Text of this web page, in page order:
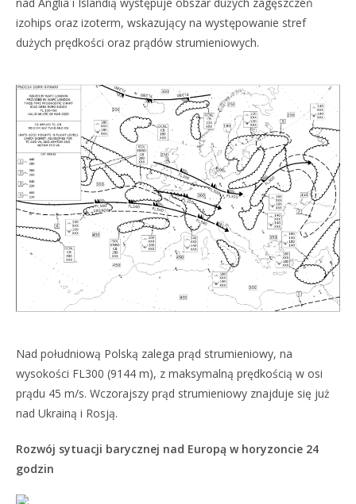
izohips oraz izoterm, wskazujący na występowanie stref
dużych prędkości oraz prądów strumieniowych.
Nad południową Polską zalega prąd strumieniowy, na
wysokości FL300 (9144 m), z maksymalną prędkością w osi
prądu 45 m/s. Wczorajszy prąd strumieniowy znajduje się już
nad Ukrainą i Rosją.
Rozwój sytuacji barycznej nad Europą w horyzoncie 24
godzin